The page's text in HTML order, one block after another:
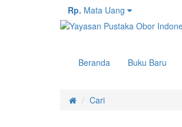
Rp. Mata Uang
Beranda Buku Baru
Cari